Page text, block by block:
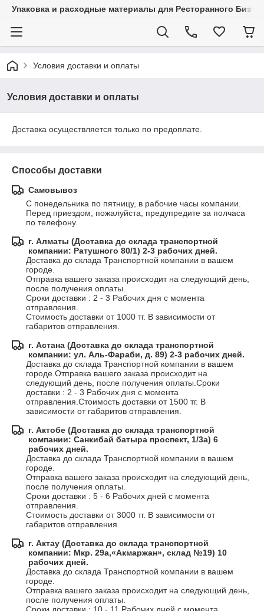
Упаковка и расходные материалы для Ресторанного
Условия доставки и оплаты
Условия доставки и оплаты
Доставка осуществляется только по предоплате.
Способы доставки
Самовывоз
С понедельника по пятницу, в рабочие часы компании.
Перед приездом, пожалуйста, предупредите за полчаса
по телефону.
г. Алматы (Доставка до склада транспортной
компании: Ратушного 80/1) 2-3 рабочих дней.
Доставка до склада Транспортной компании в вашем
городе.
Отправка вашего заказа происходит на следующий день,
после получения оплаты.
Сроки доставки : 2 - 3 Рабочих дня с момента
отправления.
Стоимость доставки от 1000 тг. В зависимости от
габаритов отправления.
г. Астана (Доставка до склада транспортной
компании: ул. Аль-Фараби, д. 89) 2-3 рабочих дней.
Доставка до склада Транспортной компании в вашем
городе.Отправка вашего заказа происходит на
следующий день, после получения оплаты.Сроки
доставки : 2 - 3 Рабочих дня с момента
отправления.Стоимость доставки от 1500 тг. В
зависимости от габаритов отправления.
г. Актобе (Доставка до склада транспортной
компании: Санкибай батыра проспект, 1/3а) 6
рабочих дней.
Доставка до склада Транспортной компании в вашем
городе.
Отправка вашего заказа происходит на следующий день,
после получения оплаты.
Сроки доставки : 5 - 6 Рабочих дней с момента
отправления.
Стоимость доставки от 3000 тг. В зависимости от
габаритов отправления.
г. Актау (Доставка до склада транспортной
компании: Мкр. 29а,«Акмаржан», склад №19) 10
рабочих дней.
Доставка до склада Транспортной компании в вашем
городе.
Отправка вашего заказа происходит на следующий день,
после получения оплаты.